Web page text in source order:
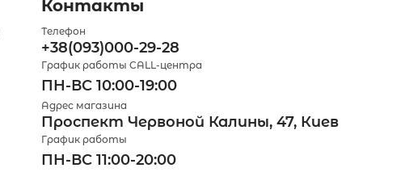
Контакты
Телефон
+38(093)000-29-28
График работы CALL-центра
ПН-ВС 10:00-19:00
Адрес магазина
Проспект Червоной Калины, 47, Киев
График работы
ПН-ВС 11:00-20:00